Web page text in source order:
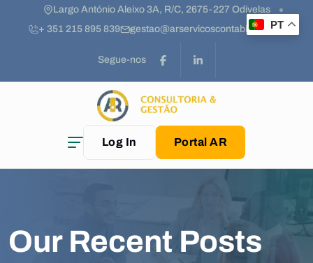
Largo António Aleixo 3A, R/C, 2675-227 Odivelas
+ 351 215 895 839
gestao@arservicoscontabilidade.pt
Segue-nos
Log In Portal AR
Our Recent Posts
PT